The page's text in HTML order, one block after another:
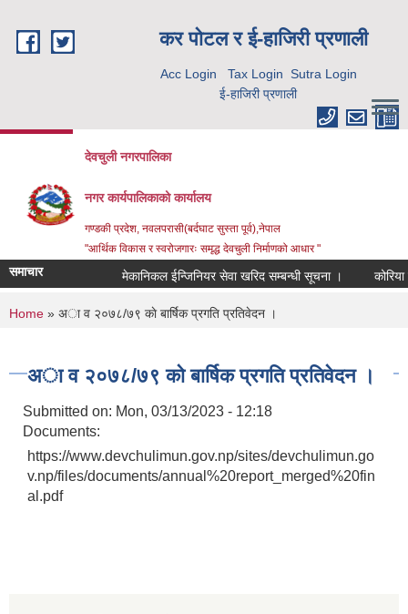
कर पाेटल र ई-हाजिरी प्रणाली
Acc Login Tax Login Sutra Login
ई-हाजिरी प्रणाली
देवचुली नगरपालिका
नगर कार्यपालिकाको कार्यालय
गण्डकी प्रदेश, नवलपरासी(बर्दघाट सुस्ता पूर्व),नेपाल
"आर्थिक विकास र स्वरोजगारः समृद्ध देवचुली निर्माणको आधार "
समाचार मेकानिकल ईन्जिनियर सेवा खरिद सम्बन्धी सूचना ।
You are here
Home » अा ‍व २०७८/७९ काे बार्षिक प्रगति प्रतिवेदन ।
अा ‍व २०७८/७९ काे बार्षिक प्रगति प्रतिवेदन ।
Submitted on: Mon, 03/13/2023 - 12:18
Documents:
https://www.devchulimun.gov.np/sites/devchulimun.go
v.np/files/documents/annual%20report_merged%20fin
al.pdf